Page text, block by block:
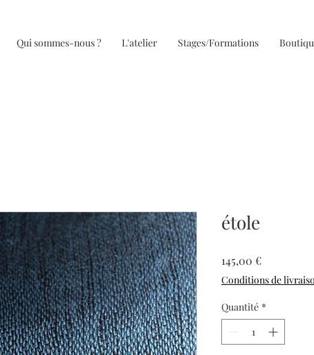
Qui sommes-nous ? L'atelier Stages/Formations
étole
145,00 €Prix
Conditions de
Quantité *